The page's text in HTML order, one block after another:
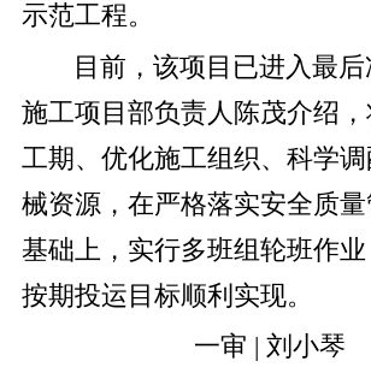
示范工程。
目前，该项目已进入最后
施工项目部负责人陈茂介绍
工期、优化施工组织、科学
械资源，在严格落实安全质
基础上，实行多班组轮班作
按期投运目标顺利实现。
一审 | 刘小琴